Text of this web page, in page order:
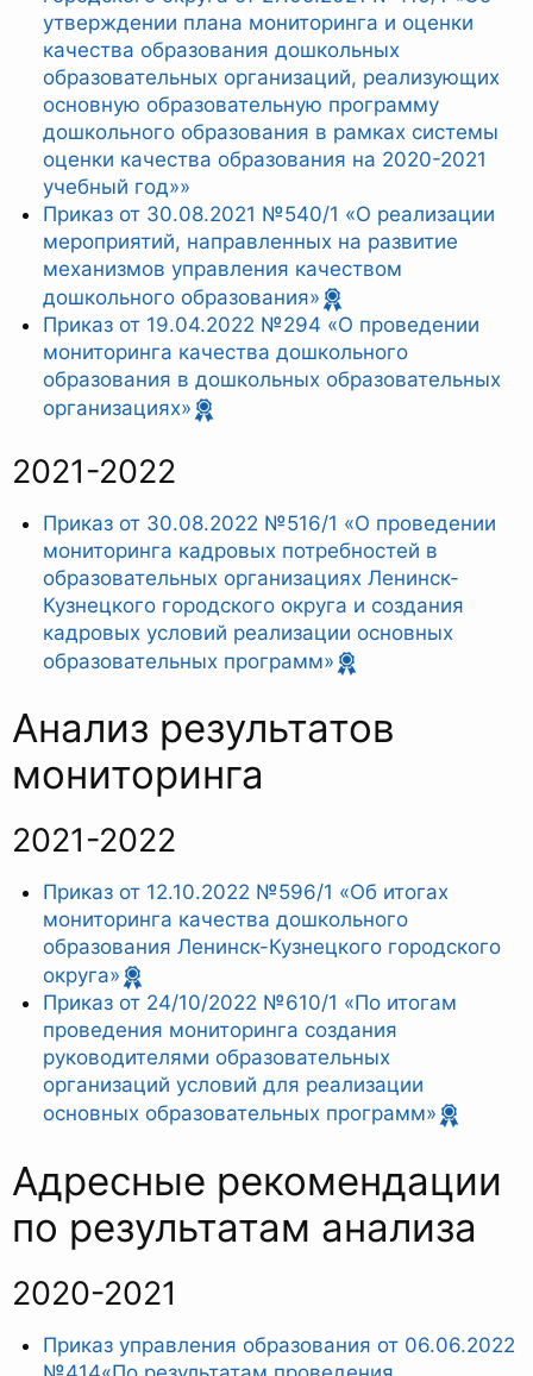
утверждении плана мониторинга и оценки
качества образования дошкольных
образовательных организаций, реализующих
основную образовательную программу
дошкольного образования в рамках системы
оценки качества образования на 2020-2021
учебный год»»
Приказ от 30.08.2021 №540/1 «О реализации
мероприятий, направленных на развитие
механизмов управления качеством
дошкольного образования»
Приказ от 19.04.2022 №294 «О проведении
мониторинга качества дошкольного
образования в дошкольных образовательных
организациях»
2021-2022
Приказ от 30.08.2022 №516/1 «О проведении
мониторинга кадровых потребностей в
образовательных организациях Ленинск-
Кузнецкого городского округа и создания
кадровых условий реализации основных
образовательных программ»
Анализ результатов
мониторинга
2021-2022
Приказ от 12.10.2022 №596/1 «Об итогах
мониторинга качества дошкольного
образования Ленинск-Кузнецкого городского
округа»
Приказ от 24/10/2022 №610/1 «По итогам
проведения мониторинга создания
руководителями образовательных
организаций условий для реализации
основных образовательных программ»
Адресные рекомендации
по результатам анализа
2020-2021
Приказ управления образования от 06.06.2022